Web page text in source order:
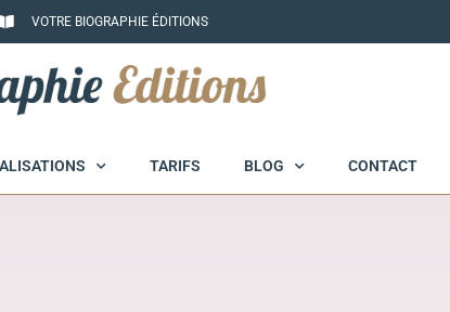
VOTRE BIOGRAPHIE ÉDITIONS
TARIFS BLOG CONTACT